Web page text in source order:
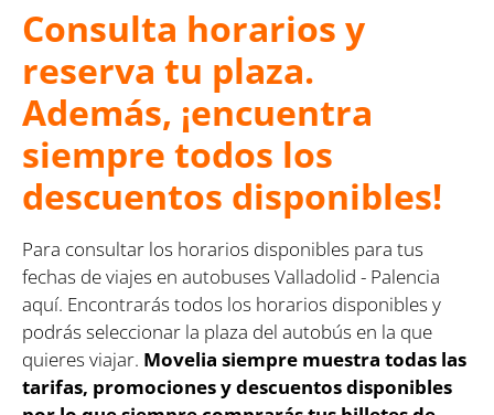
Consulta horarios y
reserva tu plaza.
Además, ¡encuentra
siempre todos los
descuentos disponibles!
Para consultar los horarios disponibles para tus
fechas de viajes en autobuses Valladolid - Palencia
aquí. Encontrarás todos los horarios disponibles y
podrás seleccionar la plaza del autobús en la que
quieres viajar. Movelia siempre muestra todas las
tarifas, promociones y descuentos disponibles